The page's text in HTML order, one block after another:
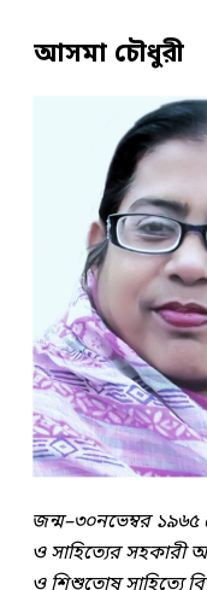
আসমা চৌধুরী
জন্ম–৩০নভেম্বর ১৯৬৫
ও সাহিত্যের সহকারী